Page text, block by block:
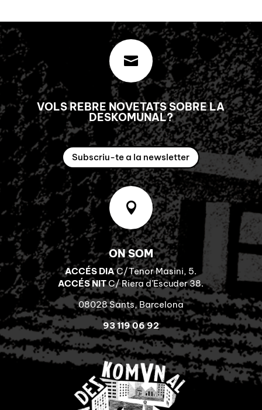

VOLS REBRE NOVETATS SOBRE LA
DESKOMUNAL?
Subscriu-te a la newsletter

ON SOM
ACCÉS DIAC/Tenor Masini, 5.
ACCÉS NITC/ Riera d’Escuder 38.
08028 Sants, Barcelona
93 119 06 92